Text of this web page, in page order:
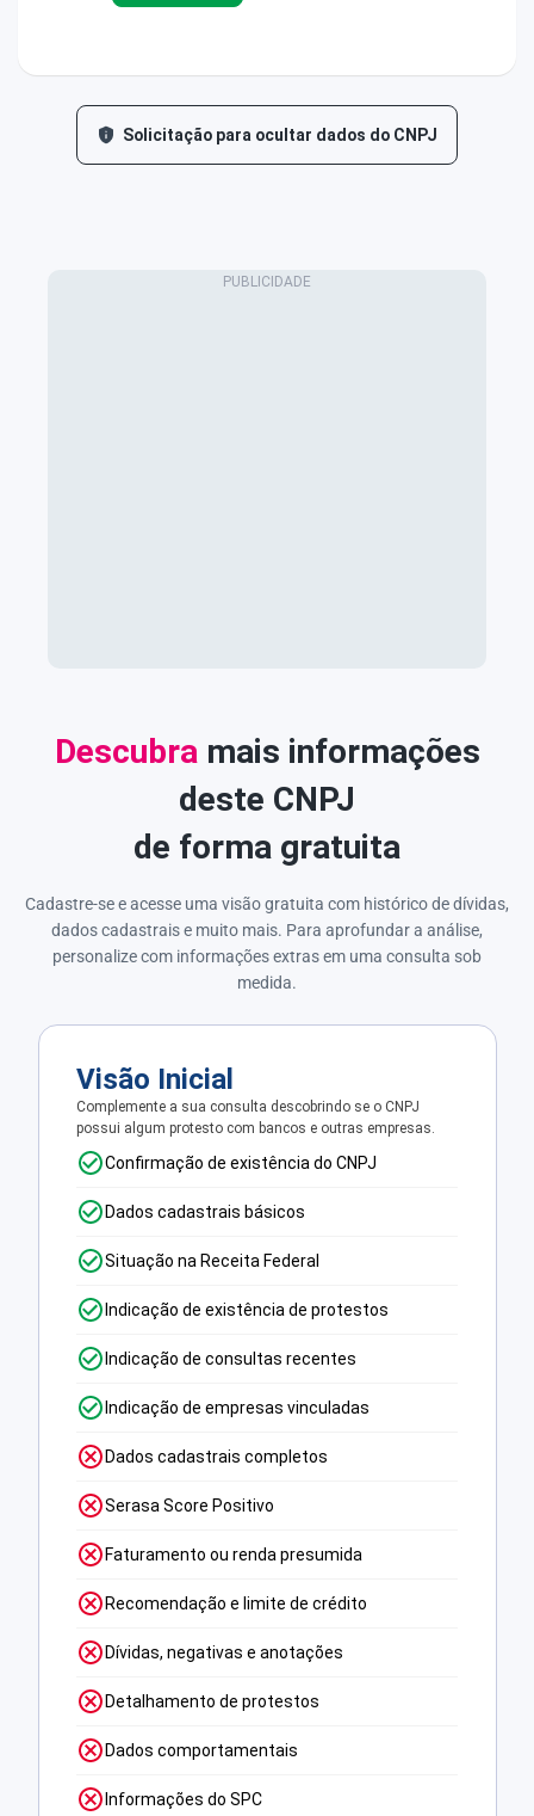
Solicitação para ocultar dados do CNPJ
Descubra mais informações
deste CNPJ
de forma gratuita
Cadastre-se e acesse uma visão gratuita com histórico de dívidas,
dados cadastrais e muito mais. Para aprofundar a análise,
personalize com informações extras em uma consulta sob
medida.
Visão Inicial
Complemente a sua consulta descobrindo se o CNPJ
possui algum protesto com bancos e outras empresas.
Confirmação de existência do CNPJ
Dados cadastrais básicos
Situação na Receita Federal
Indicação de existência de protestos
Indicação de consultas recentes
Indicação de empresas vinculadas
Dados cadastrais completos
Serasa Score Positivo
Faturamento ou renda presumida
Recomendação e limite de crédito
Dívidas, negativas e anotações
Detalhamento de protestos
Dados comportamentais
Informações do SPC